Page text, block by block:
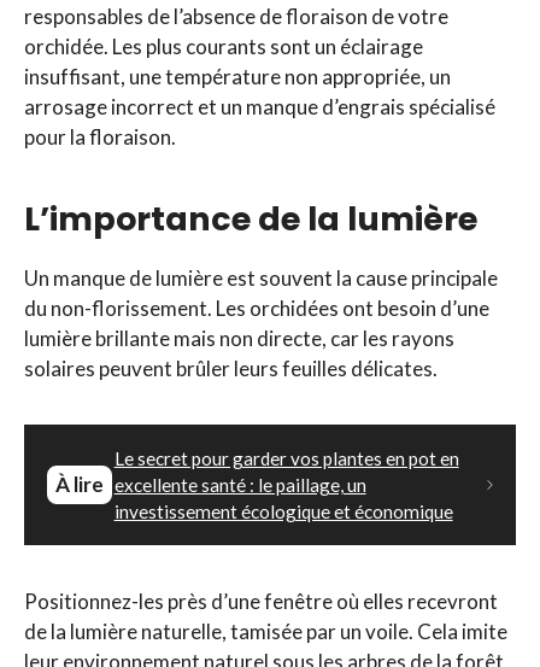
responsables de l’absence de floraison de votre
orchidée. Les plus courants sont un éclairage
insuffisant, une température non appropriée, un
arrosage incorrect et un manque d’engrais spécialisé
pour la floraison.
L’importance de la lumière
Un manque de lumière est souvent la cause principale
du non-florissement. Les orchidées ont besoin d’une
lumière brillante mais non directe, car les rayons
solaires peuvent brûler leurs feuilles délicates.
À lire
Le secret pour garder vos plantes en pot en
excellente santé : le paillage, un
investissement écologique et économique
Positionnez-les près d’une fenêtre où elles recevront
de la lumière naturelle, tamisée par un voile. Cela imite
leur environnement naturel sous les arbres de la forêt